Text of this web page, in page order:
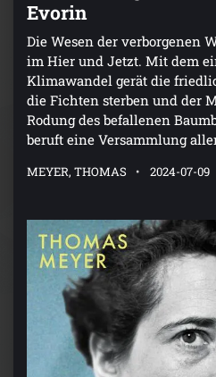
Evorin
Die Wesen der verborgenen
im Hier und Jetzt. Mit dem
Klimawandel gerät die
die Fichten sterben und der
Rodung des befallenen
beruft eine Versammlung
MEYER, THOMAS 2024-07-09